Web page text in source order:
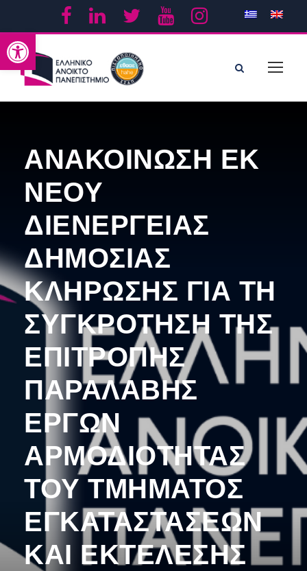
Ανοίξτε τη γραμμή εργαλείων
ΑΝΑΚΟΙΝΩΣΗ ΕΚ
ΝΕΟΥ
ΔΙΕΝΕΡΓΕΙΑΣ
ΔΗΜΟΣΙΑΣ
ΚΛΗΡΩΣΗΣ ΓΙΑ ΤΗ
ΣΥΓΚΡΟΤΗΣΗ ΤΗΣ
ΕΠΙΤΡΟΠΗΣ
ΠΑΡΑΛΑΒΗΣ
ΕΡΓΩΝ
ΑΡΜΟΔΙΟΤΗΤΑΣ
ΤΟΥ ΤΜΗΜΑΤΟΣ
ΕΓΚΑΤΑΣΤΑΣΕΩΝ
ΚΑΙ ΕΚΤΕΛΕΣΗΣ